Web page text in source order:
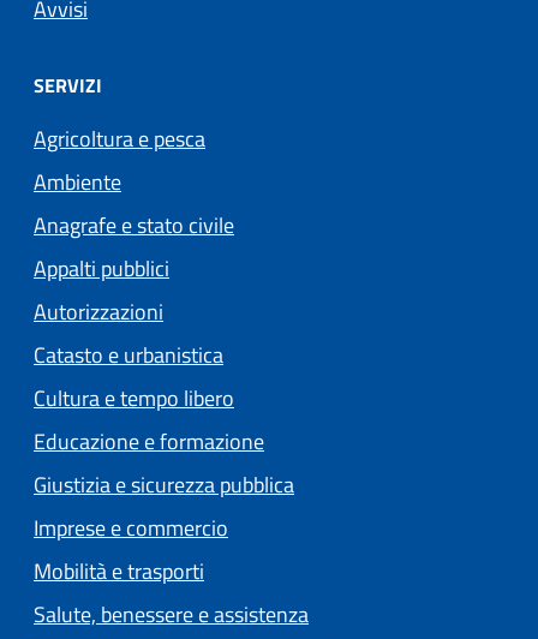
Avvisi
SERVIZI
Agricoltura e pesca
Ambiente
Anagrafe e stato civile
Appalti pubblici
Autorizzazioni
Catasto e urbanistica
Cultura e tempo libero
Educazione e formazione
Giustizia e sicurezza pubblica
Imprese e commercio
Mobilità e trasporti
Salute, benessere e assistenza